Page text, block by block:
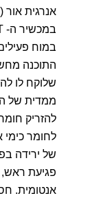
אנרגית אור
במוח
התוכנה
שלוקח לו
ממדית של
להזריק
לחומר
של ירידה
פגיעת
אנטומית.